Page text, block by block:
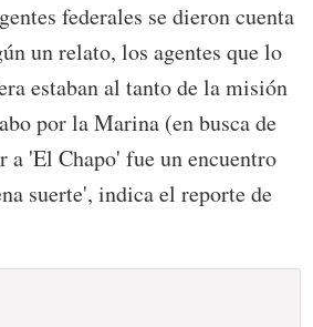
federales se dieron cuenta
un relato, los agentes que lo
estaban al tanto de la misión
por la Marina (en busca de
a 'El Chapo' fue un encuentro
suerte', indica el reporte de